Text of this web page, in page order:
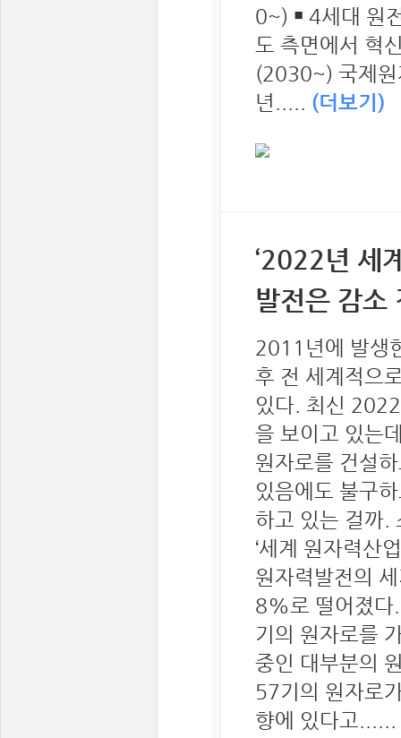
0~) ￭ 4세대 원
도 측면에서 혁
(2030~) 국제
년..... (더보기)
‘2022년 세
발전은 감소
2011년에 발생
후 전 세계적으
있다. 최신
을 보이고 있는
원자로를 건설
있음에도 불구
하고 있는 걸까.
‘세계 원자력산
원자력발전의
8%로 떨어졌
기의 원자로를
중인 대부분의
57기의 원자로
향에 있다고......